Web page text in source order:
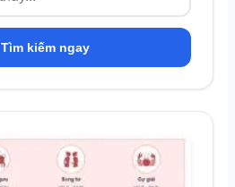
Tìm kiếm ngay